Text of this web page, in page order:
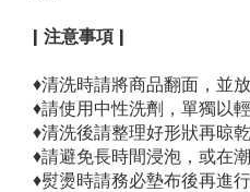
| 注意事項 |
♦清洗時請將商品翻面，並
♦請使用中性洗劑，單獨以
♦清洗後請整理好形狀再晾乾
♦請避免長時間浸泡，或在
♦熨燙時請務必墊布後再進行